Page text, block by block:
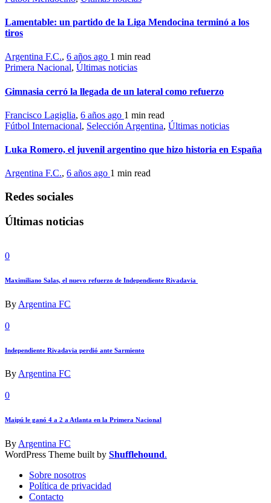
Lamentable: un partido de la Liga Mendocina terminó a los
tiros
Argentina F.C., 6 años ago 1 min read
Primera Nacional, Últimas noticias
Gimnasia cerró la llegada de un lateral como refuerzo
Francisco Lagiglia, 6 años ago 1 min read
Fútbol Internacional, Selección Argentina, Últimas noticias
Luka Romero, el juvenil argentino que hizo historia en España
Argentina F.C., 6 años ago 1 min read
Redes sociales
Últimas noticias
0
Maximiliano Salas, el nuevo refuerzo de Independiente Rivadavia
By Argentina FC
0
Independiente Rivadavia perdió ante Sarmiento
ByArgentina FC
0
Maipú le ganó 4 a 2 a Atlanta en la Primera Nacional
ByArgentina FC
WordPress Theme built by Shufflehound.
Sobre nosotros
Política de privacidad
Contacto